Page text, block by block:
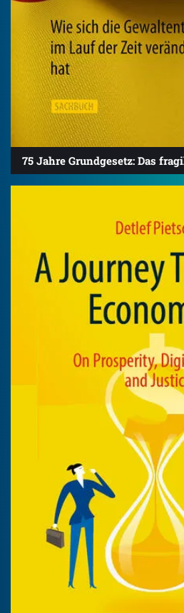
75 Jahre Grundgesetz: Das